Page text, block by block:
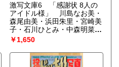
激写文庫6 「感謝状 8人の
アイドル様」 川島なお美・
森尾由美・浜田朱里・宮崎美
子・石川ひとみ・中森明菜・
松田聖子 初版 帯付き
GORO特別編集 文庫写真集
（篠山紀信）
￥1,650